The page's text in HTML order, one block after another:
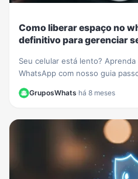
Como liberar espaço no
definitivo para gerenciar
Seu celular está lento?
WhatsApp com nosso guia
desempenho do seu aparelho
GruposWhats·há 8 meses